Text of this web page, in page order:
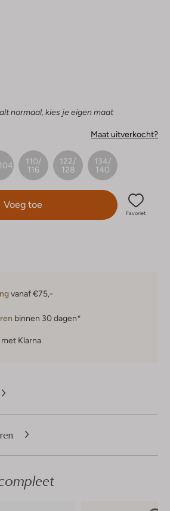
normaal, kies je eigen maat
Maat uitverkocht?
110/
116
122/
128
134/
140
Voeg toe
Favoriet
vanaf €75,-
binnen 30 dagen*
met Klarna